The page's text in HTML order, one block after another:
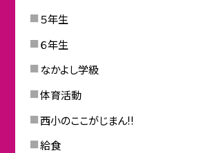
５年生
６年生
なかよし学級
体育活動
西小のここがじまん!!
給食